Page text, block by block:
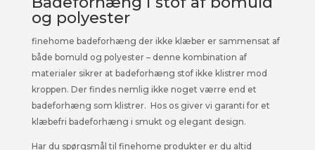
og polyester
finehome badeforhæng der ikke klæber er sammensat af
både bomuld og polyester – denne kombination af
materialer sikrer at badeforhæng stof ikke klistrer mod
kroppen. Der findes nemlig ikke noget værre end et
badeforhæng som klistrer. Hos os giver vi garanti for et
klæbefri badeforhæng i smukt og elegant design.
Har du spørgsmål til finehome produkter er du altid